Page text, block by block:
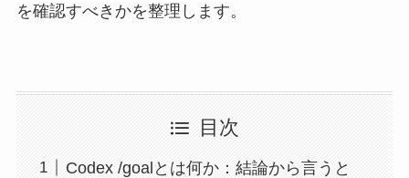
を確認すべきかを整理します。
目次
Codex /goalとは何か：結論から言うと